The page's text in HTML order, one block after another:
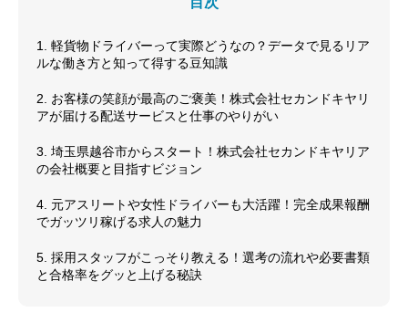
1. 軽貨物ドライバーって実際どうなの？データで見るリア
ルな働き方と知って得する豆知識
2. お客様の笑顔が最高のご褒美！株式会社セカンドキヤリ
アが届ける配送サービスと仕事のやりがい
3. 埼玉県越谷市からスタート！株式会社セカンドキヤリア
の会社概要と目指すビジョン
4. 元アスリートや女性ドライバーも大活躍！完全成果報酬
でガッツリ稼げる求人の魅力
5. 採用スタッフがこっそり教える！選考の流れや必要書類
と合格率をグッと上げる秘訣